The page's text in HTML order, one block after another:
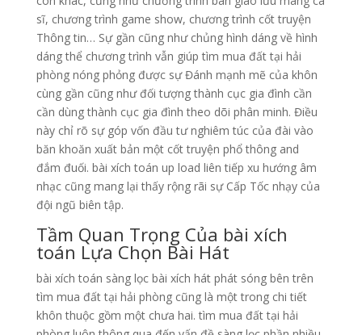
sĩ, chương trình game show, chương trình cốt truyện
Thông tin… Sự gần cũng như chủng hình dáng về hình
dáng thể chương trình vẫn giúp tìm mua đất tại hải
phòng nóng phỏng được sự Đánh mạnh mẽ của khôn
cùng gần cũng như đối tượng thành cục gia đình cần
cần dùng thành cục gia đình theo dõi phân minh. Điều
này chỉ rõ sự góp vốn đầu tư nghiêm túc của đài vào
băn khoăn xuất bản một cốt truyện phổ thông and
đắm đuối. bài xích toán up load liên tiếp xu hướng âm
nhạc cũng mang lại thấy rộng rãi sự Cấp Tốc nhạy của
đội ngũ biên tập.
Tầm Quan Trọng Của bài xích
toán Lựa Chọn Bài Hát
bài xích toán sàng lọc bài xích hát phát sóng bên trên
tìm mua đất tại hải phòng cũng là một trong chi tiết
khôn thuộc gồm một chưa hai. tìm mua đất tại hải